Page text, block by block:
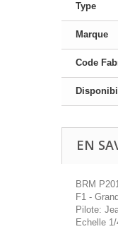
Type
Marque
Code
EN
BRM
F1 -
Pilote:
Echelle